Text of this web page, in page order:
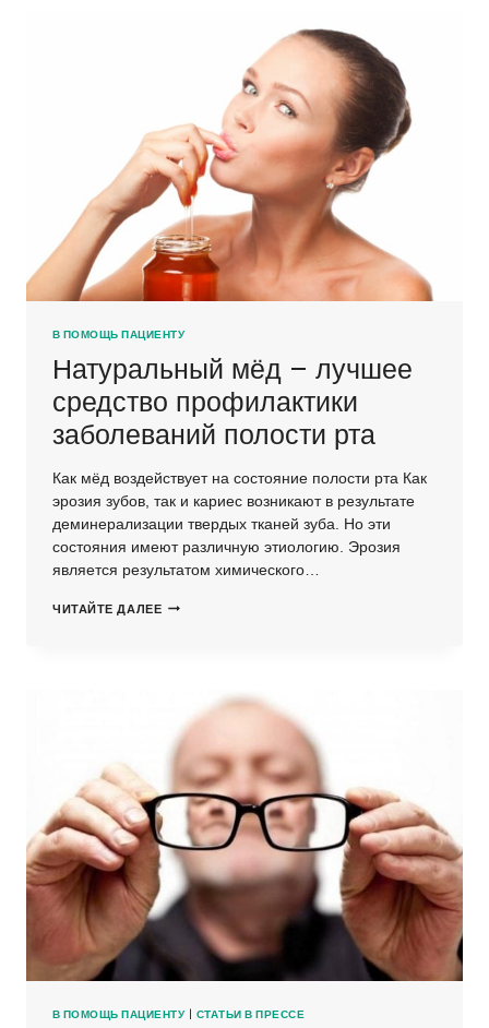
В ПОМОЩЬ ПАЦИЕНТУ
Натуральный мёд – лучшее
средство профилактики
заболеваний полости рта
Как мёд воздействует на состояние полости рта Как
эрозия зубов, так и кариес возникают в результате
деминерализации твердых тканей зуба. Но эти
состояния имеют различную этиологию. Эрозия
является результатом химического…
ЧИТАЙТЕ ДАЛЕЕ НАТУРАЛЬНЫЙ
ПРОФИЛАКТИКИ
ЗАБОЛЕВАНИЙ
ПОЛОСТИ
РТА
В ПОМОЩЬ ПАЦИЕНТУ| СТАТЬИ В ПРЕССЕ